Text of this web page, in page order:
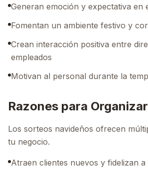
Generan emoción y expectativa en
Fomentan un ambiente festivo y
Crean interacción positiva entre
empleados
Motivan al personal durante la
Razones para
Los sorteos navideños ofrecen
tu negocio.
Atraen clientes nuevos y fidelizan a